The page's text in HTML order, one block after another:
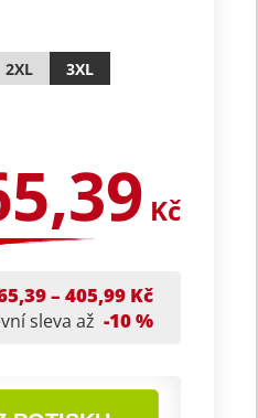
2XL 3XL
Kč
– 405,99 Kč
sleva až -10 %